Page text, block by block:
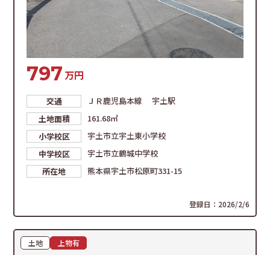
797 万円
交通
ＪＲ鹿児島本線 宇土駅
土地面積
161.68㎡
小学校区
宇土市立宇土東小学校
中学校区
宇土市立鶴城中学校
所在地
熊本県宇土市松原町331-15
登録日：2026/2/6
土地
上物有